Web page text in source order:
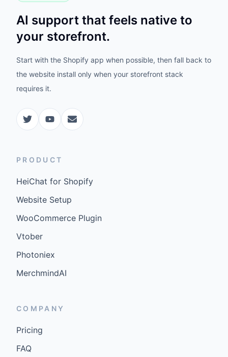
AI support that feels native to
your storefront.
Start with the Shopify app when possible, then fall back to
the website install only when your storefront stack
requires it.
PRODUCT
HeiChat for Shopify
Website Setup
WooCommerce Plugin
Vtober
Photoniex
MerchmindAI
COMPANY
Pricing
FAQ